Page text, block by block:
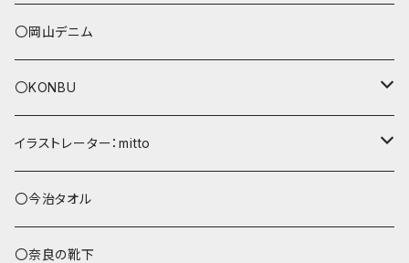
〇岡山デニム
〇KONBU
ショルダーバッグ
あずまバッグ
トートバッグ（L）
イラストレーター：mitto
シマエナガ
ハシビロコウ
〇今治タオル
〇奈良の靴下